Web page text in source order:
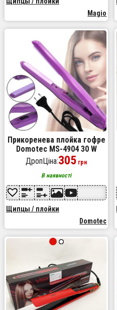
Magio
Прикоренева плойка гофре
Domotec MS-4904 30 W
керамічна праска для
волосся
ДропЦіна:305 грн
В наявності
Щипцы / плойки
Domotec